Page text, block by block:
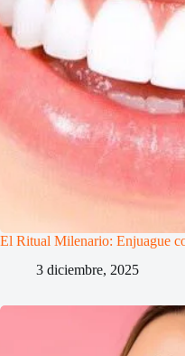
El Ritual Milenario: Enjuague
3 diciembre, 2025